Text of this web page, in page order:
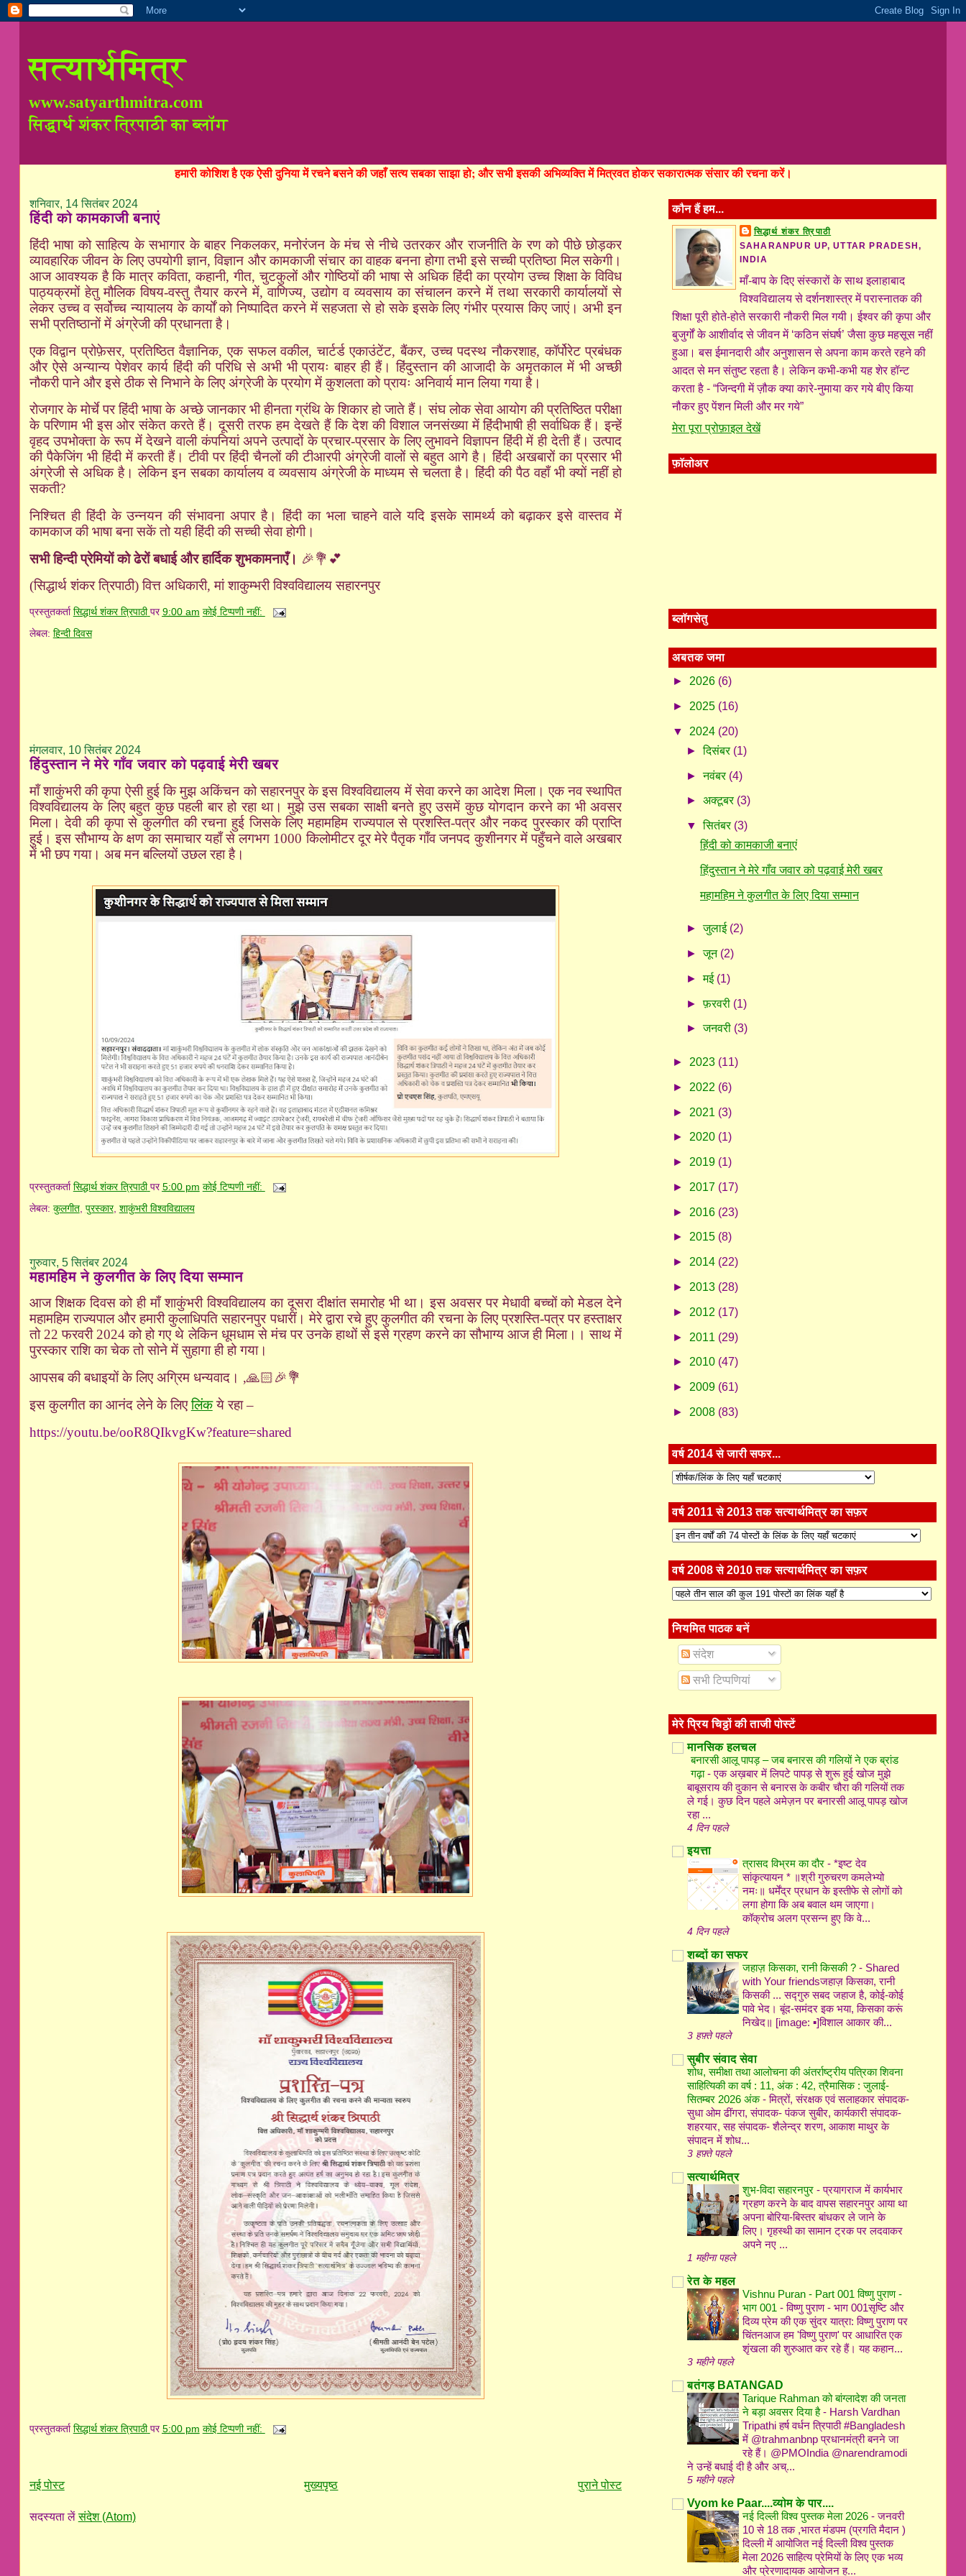
सत्यार्थमित्र
www.satyarthmitra.com
सिद्धार्थ शंकर त्रिपाठी का ब्लॉग
हमारी कोशिश है एक ऐसी दुनिया में रचने बसने की जहाँ सत्य सबका साझा हो; और सभी इसकी अभिव्यक्ति में मित्रवत होकर सकारात्मक संसार की रचना करें।
शनिवार, 14 सितंबर 2024
हिंदी को कामकाजी बनाएं
हिंदी भाषा को साहित्य के सभागार के बाहर निकलकर,मनोरंजन के मंच से नीचे उतरकर और राजनीति के रण को पीछे छोड़कर
व्यावहारिक जीवन के लिए उपयोगी ज्ञान,विज्ञान और कामकाजी संचार का वाहक बनना होगा तभी इसे सच्ची प्रतिष्ठा मिल सकेगी।
आज आवश्यक है कि मात्र कविता,कहानी,गीत,चुटकुलों और गोष्ठियों की भाषा से अधिक हिंदी का प्रयोग उच्च शिक्षा के विविध
पाठ्यक्रमों हेतु मौलिक विषय-वस्तु तैयार करने में,वाणिज्य,उद्योग व व्यवसाय का संचालन करने में तथा सरकारी कार्यालयों से
लेकर उच्च व सर्वोच्च न्यायालय के कार्यों को निष्पादित करने में सहजता से हो सके इसके लिए गंभीर प्रयास किए जाएं। अभी इन
सभी प्रतिष्ठानों में अंग्रेजी की प्रधानता है।
एक विद्वान प्रोफ़ेसर,प्रतिष्ठित वैज्ञानिक,एक सफल वकील,चार्टर्ड एकाउंटेंट,बैंकर,उच्च पदस्थ नौकरशाह,कॉर्पोरेट प्रबंधक
और ऐसे अन्यान्य पेशेवर कार्य हिंदी की परिधि से अभी भी प्रायः बाहर ही हैं। हिंदुस्तान की आजादी के अमृतकाल में भी अच्छी
नौकरी पाने और इसे ठीक से निभाने के लिए अंग्रेजी के प्रयोग में कुशलता को प्रायः अनिवार्य मान लिया गया है।
रोजगार के मोर्चे पर हिंदी भाषा के अच्छे जानकार भी हीनता ग्रंथि के शिकार हो जाते हैं। संघ लोक सेवा आयोग की प्रतिष्ठित परीक्षा
के परिणाम भी इस ओर संकेत करते हैं। दूसरी तरफ हम देखते हैं कि देश की विशाल जनसंख्या में हिंदीभाषी ही सर्वाधिक हैं। इन्हें
वृहद उपभोक्ता के रूप में देखने वाली कंपनियां अपने उत्पादों के प्रचार-प्रसार के लिए लुभावने विज्ञापन हिंदी में ही देती हैं। उत्पाद
की पैकेजिंग भी हिंदी में करती हैं। टीवी पर हिंदी चैनलों की टीआरपी अंग्रेजी वालों से बहुत आगे है। हिंदी अखबारों का प्रसार भी
अंग्रेजी से अधिक है। लेकिन इन सबका कार्यालय व व्यवसाय अंग्रेजी के माध्यम से चलता है। हिंदी की पैठ वहाँ भी क्यों नहीं हो
सकती?
निश्चित ही हिंदी के उन्नयन की संभावना अपार है। हिंदी का भला चाहने वाले यदि इसके सामर्थ्य को बढ़ाकर इसे वास्तव में
कामकाज की भाषा बना सकें तो यही हिंदी की सच्ची सेवा होगी।
सभी हिन्दी प्रेमियों को ढेरों बधाई और हार्दिक शुभकामनाएँ। 🎉💐💕
(सिद्धार्थ शंकर त्रिपाठी) वित्त अधिकारी,मां शाकुम्भरी विश्वविद्यालय सहारनपुर
प्रस्तुतकर्ता सिद्धार्थ शंकर त्रिपाठी पर 9:00 am कोई टिप्पणी नहीं:
लेबल: हिन्दी दिवस
मंगलवार, 10 सितंबर 2024
हिंदुस्तान ने मेरे गाँव जवार को पढ़वाई मेरी खबर
माँ शाकुंभरी की कृपा ऐसी हुई कि मुझ अकिंचन को सहारनपुर के इस विश्वविद्यालय में सेवा करने का आदेश मिला। एक नव स्थापित
विश्वविद्यालय के लिए बहुत कुछ पहली बार हो रहा था। मुझे उस सबका साक्षी बनते हुए उसमें कुछ योगदान करने का भी अवसर
मिला। देवी की कृपा से कुलगीत की रचना हुई जिसके लिए महामहिम राज्यपाल से प्रशस्ति-पत्र और नकद पुरस्कार की प्राप्ति
हुई। इस सौभाग्य के क्षण का समाचार यहाँ से लगभग 1000 किलोमीटर दूर मेरे पैतृक गाँव जनपद कुशीनगर में पहुँचने वाले अखबार
में भी छप गया। अब मन बल्लियों उछल रहा है।
प्रस्तुतकर्ता सिद्धार्थ शंकर त्रिपाठी पर 5:00 pm कोई टिप्पणी नहीं:
लेबल: कुलगीत, पुरस्कार, शाकुंभरी विश्वविद्यालय
गुरुवार, 5 सितंबर 2024
महामहिम ने कुलगीत के लिए दिया सम्मान
आज शिक्षक दिवस को ही माँ शाकुंभरी विश्वविद्यालय का दूसरा दीक्षांत समारोह भी था। इस अवसर पर मेधावी बच्चों को मेडल देने
महामहिम राज्यपाल और हमारी कुलाधिपति सहारनपुर पधारीं। मेरे द्वारा रचे हुए कुलगीत की रचना के लिए प्रशस्ति-पत्र पर हस्ताक्षर
तो 22 फरवरी 2024 को हो गए थे लेकिन धूमधाम से मंच पर उनके हाथों से इसे ग्रहण करने का सौभाग्य आज ही मिला।। साथ में
पुरस्कार राशि का चेक तो सोने में सुहागा ही हो गया।
आपसब की बधाइयों के लिए अग्रिम धन्यवाद। ,🙏🏻🎉💐
इस कुलगीत का आनंद लेने के लिएलिंकये रहा –
https://youtu.be/ooR8QIkvgKw?feature=shared
प्रस्तुतकर्ता सिद्धार्थ शंकर त्रिपाठी पर 5:00 pm कोई टिप्पणी नहीं:
नई पोस्ट पुराने पोस्ट
मुख्यपृष्ठ
सदस्यता लेंसंदेश (Atom)
कौन हैं हम...
सिद्धार्थ शंकर त्रिपाठी
SAHARANPUR UP, UTTAR PRADESH,
INDIA
माँ-बाप के दिए संस्कारों के साथ इलाहाबाद
विश्वविद्यालय से दर्शनशास्त्र में परास्नातक की
शिक्षा पूरी होते-होते सरकारी नौकरी मिल गयी। ईश्वर की कृपा और
बुजुर्गों के आशीर्वाद से जीवन में ‘कठिन संघर्ष’ जैसा कुछ महसूस नहीं
हुआ। बस ईमानदारी और अनुशासन से अपना काम करते रहने की
आदत से मन संतुष्ट रहता है। लेकिन कभी-कभी यह शेर हॉन्ट
करता है - “जिन्दगी में ज़ौक क्या कारे-नुमाया कर गये बीए किया
नौकर हुए पेंशन मिली और मर गये”
मेरा पूरा प्रोफ़ाइल देखें
फ़ॉलोअर
ब्लॉगसेतु
अबतक जमा
► 2026 (6)
► 2025 (16)
▼ 2024 (20)
►दिसंबर (1)
►नवंबर (4)
► अक्टूबर (3)
▼सितंबर (3)
हिंदी को कामकाजी बनाएं
हिंदुस्तान ने मेरे गाँव जवार को पढ़वाई मेरी खबर
महामहिम ने कुलगीत के लिए दिया सम्मान
►जुलाई (2)
►जून (2)
►मई (1)
►फ़रवरी (1)
►जनवरी (3)
► 2023 (11)
► 2022 (6)
► 2021 (3)
► 2020 (1)
► 2019 (1)
► 2017 (17)
► 2016 (23)
► 2015 (8)
► 2014 (22)
► 2013 (28)
► 2012 (17)
► 2011 (29)
► 2010 (47)
► 2009 (61)
► 2008 (83)
वर्ष 2014 से जारी सफर...
वर्ष 2011 से 2013 तक सत्यार्थमित्र का सफ़र
वर्ष 2008 से 2010 तक सत्यार्थमित्र का सफ़र
नियमित पाठक बनें
संदेश
सभी टिप्पणियां
मेरे प्रिय चिठ्ठों की ताजी पोस्टें
मानसिक हलचल
बनारसी आलू पापड़ – जब बनारस की गलियों ने एक ब्रांड
गढ़ा-एक अख़बार में लिपटे पापड़ से शुरू हुई खोज मुझे
बाबूसराय की दुकान से बनारस के कबीर चौरा की गलियों तक
ले गई। कुछ दिन पहले अमेज़न पर बनारसी आलू पापड़ खोज
रहा ...
4 दिन पहले
इयत्ता
त्रासद विभ्रम का दौर - *इष्ट देव
सांकृत्यायन * ॥श्री गुरुचरण कमलेभ्यो
नमः॥ धर्मेंद्र प्रधान के इस्तीफे से लोगों को
लगा होगा कि अब बवाल थम जाएगा।
कॉक्रोच अलग प्रसन्न हुए कि वे...
4 दिन पहले
शब्दों का सफर
जहाज़ किसका, रानी किसकी ? - Shared
with Your friendsजहाज़ किसका, रानी
किसकी ... सद्गुरु सबद जहाज है, कोई-कोई
पावे भेद। बूंद-समंदर इक भया, किसका करूं
निखेद॥ [image: ▪️]विशाल आकार की...
3 हफ़्ते पहले
सुबीर संवाद सेवा
शोध, समीक्षा तथा आलोचना की अंतर्राष्ट्रीय पत्रिका शिवना
साहित्यिकी का वर्ष : 11, अंक : 42, त्रैमासिक : जुलाई-
सितम्बर 2026 अंक-मित्रों, संरक्षक एवं सलाहकार संपादक-
सुधा ओम ढींगरा, संपादक- पंकज सुबीर, कार्यकारी संपादक-
शहरयार, सह संपादक- शैलेन्द्र शरण, आकाश माथुर के
संपादन में शोध...
3 हफ़्ते पहले
सत्यार्थमित्र
शुभ-विदा सहारनपुर -प्रयागराज में कार्यभार
ग्रहण करने के बाद वापस सहारनपुर आया था
अपना बोरिया-बिस्तर बांधकर ले जाने के
लिए। गृहस्थी का सामान ट्रक पर लदवाकर
अपने नए ...
1 महीना पहले
रेत के महल
Vishnu Puran - Part 001 विष्णु पुराण -
भाग 001 -विष्णु पुराण - भाग 001सृष्टि और
दिव्य प्रेम की एक सुंदर यात्रा: विष्णु पुराण पर
चिंतनआज हम 'विष्णु पुराण' पर आधारित एक
शृंखला की शुरुआत कर रहे हैं। यह कहान...
3 महीने पहले
बतंगड़ BATANGAD
Tarique Rahman को बांग्लादेश की जनता
ने बड़ा अवसर दिया है- Harsh Vardhan
Tripathi हर्ष वर्धन त्रिपाठी #Bangladesh
में @trahmanbnp प्रधानमंत्री बनने जा
रहे हैं। @PMOIndia @narendramodi
ने उन्हें बधाई दी है और अच्...
5 महीने पहले
Vyom ke Paar....व्योम के पार....
नई दिल्ली विश्व पुस्तक मेला 2026 -जनवरी
10 से 18 तक ,भारत मंडपम (प्रगति मैदान )
दिल्ली में आयोजित नई दिल्ली विश्व पुस्तक
मेला 2026 साहित्य प्रेमियों के लिए एक भव्य
और प्रेरणादायक आयोजन ह...